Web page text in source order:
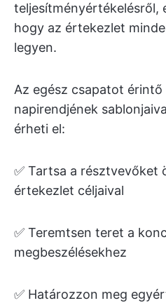
teljesítményértékelésről,
hogy az értekezlet
legyen.
Az egész csapatot
napirendjének
érheti el:
✅ Tartsa a résztvevőket
értekezlet céljaival
✅ Teremtsen teret a
megbeszélésekhez
✅ Határozzon meg